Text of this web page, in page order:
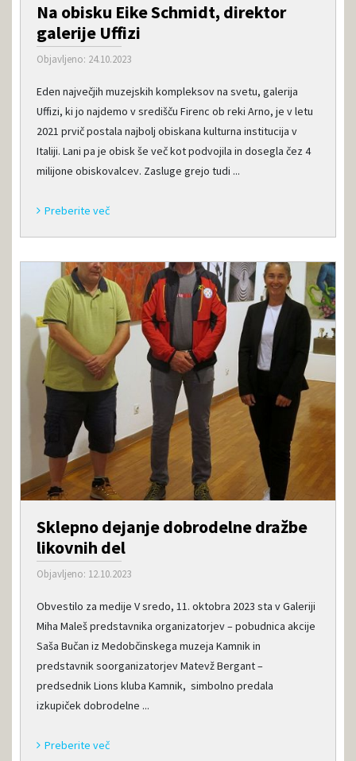
Na obisku Eike Schmidt, direktor
galerije Uffizi
Objavljeno: 24.10.2023
Eden največjih muzejskih kompleksov na svetu, galerija
Uffizi, ki jo najdemo v središču Firenc ob reki Arno, je v letu
2021 prvič postala najbolj obiskana kulturna institucija v
Italiji. Lani pa je obisk še več kot podvojila in dosegla čez 4
milijone obiskovalcev. Zasluge grejo tudi ...
Preberite več
Sklepno dejanje dobrodelne dražbe
likovnih del
Objavljeno: 12.10.2023
Obvestilo za medije V sredo, 11. oktobra 2023 sta v Galeriji
Miha Maleš predstavnika organizatorjev – pobudnica akcije
Saša Bučan iz Medobčinskega muzeja Kamnik in
predstavnik soorganizatorjev Matevž Bergant –
predsednik Lions kluba Kamnik, simbolno predala
izkupiček dobrodelne ...
Preberite več